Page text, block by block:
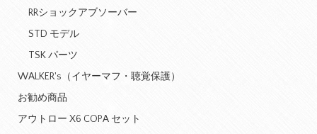
RRショックアブソーバー
STD モデル
TSK パーツ
WALKER's（イヤーマフ・聴覚保護）
お勧め商品
アウトロー X6 COPA セット